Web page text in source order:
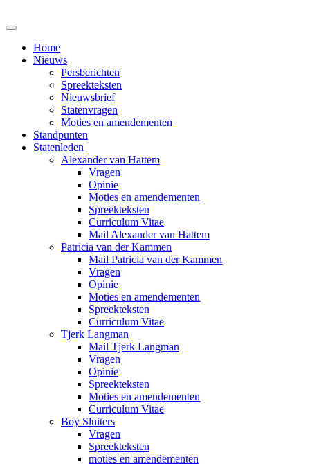
Home
Nieuws
Persberichten
Spreekteksten
Nieuwsbrief
Statenvragen
Moties en amendementen
Standpunten
Statenleden
Alexander van Hattem
Vragen
Opinie
Moties en amendementen
Spreekteksten
Curriculum Vitae
Mail Alexander van Hattem
Patricia van der Kammen
Mail Patricia van der Kammen
Vragen
Opinie
Moties en amendementen
Spreekteksten
Curriculum Vitae
Tjerk Langman
Mail Tjerk Langman
Vragen
Opinie
Spreekteksten
Moties en amendementen
Curriculum Vitae
Boy Sluiters
Vragen
Spreekteksten
moties en amendementen